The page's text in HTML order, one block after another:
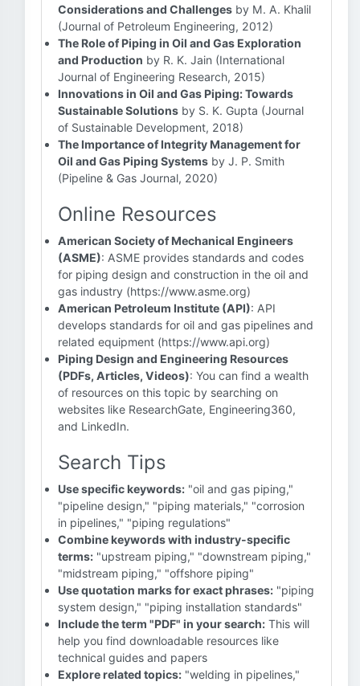
Considerations and Challenges by M. A. Khalil
(Journal of Petroleum Engineering, 2012)
The Role of Piping in Oil and Gas Exploration
and Production by R. K. Jain (International
Journal of Engineering Research, 2015)
Innovations in Oil and Gas Piping: Towards
Sustainable Solutions by S. K. Gupta (Journal
of Sustainable Development, 2018)
The Importance of Integrity Management for
Oil and Gas Piping Systems by J. P. Smith
(Pipeline & Gas Journal, 2020)
Online Resources
American Society of Mechanical Engineers
(ASME): ASME provides standards and codes
for piping design and construction in the oil and
gas industry (https://www.asme.org)
American Petroleum Institute (API): API
develops standards for oil and gas pipelines and
related equipment (https://www.api.org)
Piping Design and Engineering Resources
(PDFs, Articles, Videos): You can find a wealth
of resources on this topic by searching on
websites like ResearchGate, Engineering360,
and LinkedIn.
Search Tips
Use specific keywords: "oil and gas piping,"
"pipeline design," "piping materials," "corrosion
in pipelines," "piping regulations"
Combine keywords with industry-specific
terms: "upstream piping," "downstream piping,"
"midstream piping," "offshore piping"
Use quotation marks for exact phrases: "piping
system design," "piping installation standards"
Include the term "PDF" in your search: This will
help you find downloadable resources like
technical guides and papers
Explore related topics: "welding in pipelines,"